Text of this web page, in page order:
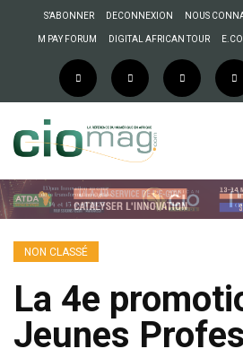
S’ABONNER DECONNEXION NOUS
M PAY FORUM DIGITAL AFRICAN TOUR
NON CLASSÉ
La 4e
Jeunes